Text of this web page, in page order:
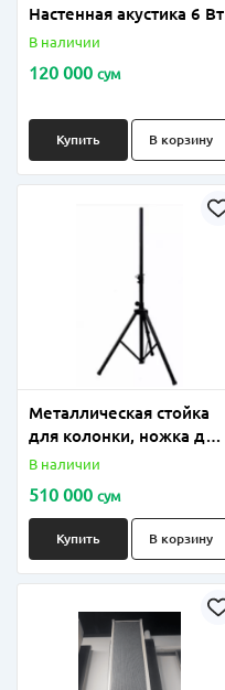
Настенная акустика 6 Вт
В наличии
120 000 сум
Купить В корзину
Металлическая стойка
для колонки, ножка до
100 кг
В наличии
510 000 сум
Купить В корзину